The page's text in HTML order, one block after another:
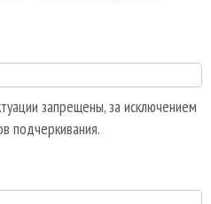
запрещены, за исключением
подчеркивания.